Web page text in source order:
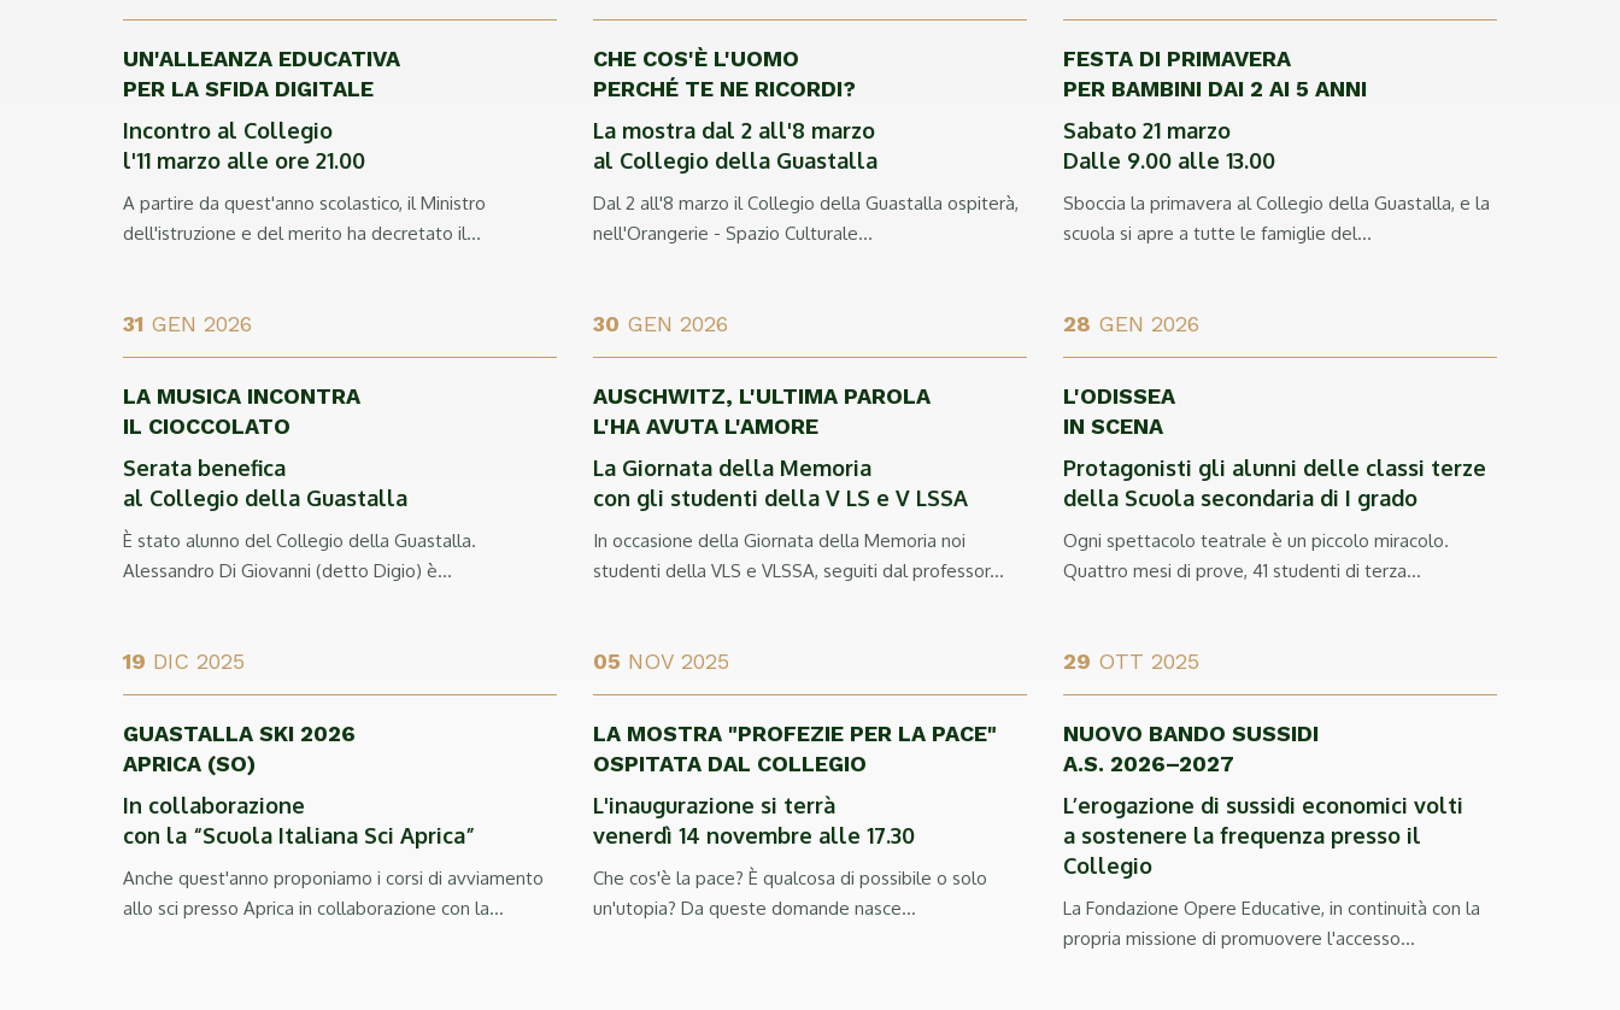
UN'ALLEANZA EDUCATIVA
PER LA SFIDA DIGITALE
Incontro al Collegio
l'11 marzo alle ore 21.00
A partire da quest'anno scolastico, il Ministro
dell'istruzione e del merito ha decretato il...
CHE COS'È L'UOMO
PERCHÉ TE NE RICORDI?
La mostra dal 2 all'8 marzo
al Collegio della Guastalla
Dal 2 all'8 marzo il Collegio della Guastalla ospiterà,
nell'Orangerie - Spazio Culturale...
FESTA DI PRIMAVERA
PER BAMBINI DAI 2 AI 5 ANNI
Sabato 21 marzo
Dalle 9.00 alle 13.00
Sboccia la primavera al Collegio della Guastalla, e la
scuola si apre a tutte le famiglie del...
31 GEN 2026
LA MUSICA INCONTRA
IL CIOCCOLATO
Serata benefica
al Collegio della Guastalla
È stato alunno del Collegio della Guastalla.
Alessandro Di Giovanni (detto Digio) è...
30 GEN 2026
AUSCHWITZ, L'ULTIMA PAROLA
L'HA AVUTA L'AMORE
La Giornata della Memoria
con gli studenti della V LS e V LSSA
In occasione della Giornata della Memoria noi
studenti della VLS e VLSSA, seguiti dal professor...
28 GEN 2026
L'ODISSEA
IN SCENA
Protagonisti gli alunni delle classi terze
della Scuola secondaria di I grado
Ogni spettacolo teatrale è un piccolo miracolo.
Quattro mesi di prove, 41 studenti di terza...
19 DIC 2025
GUASTALLA SKI 2026
APRICA (SO)
In collaborazione
con la “Scuola Italiana Sci Aprica”
Anche quest'anno proponiamo i corsi di avviamento
allo sci presso Aprica in collaborazione con la...
05 NOV 2025
LA MOSTRA "PROFEZIE PER LA PACE"
OSPITATA DAL COLLEGIO
L'inaugurazione si terrà
venerdì 14 novembre alle 17.30
Che cos'è la pace? È qualcosa di possibile o solo
un'utopia? Da queste domande nasce...
29 OTT 2025
NUOVO BANDO SUSSIDI
A.S. 2026–2027
L’erogazione di sussidi economici volti
a sostenere la frequenza presso il
Collegio
La Fondazione Opere Educative, in continuità con la
propria missione di promuovere l'accesso...